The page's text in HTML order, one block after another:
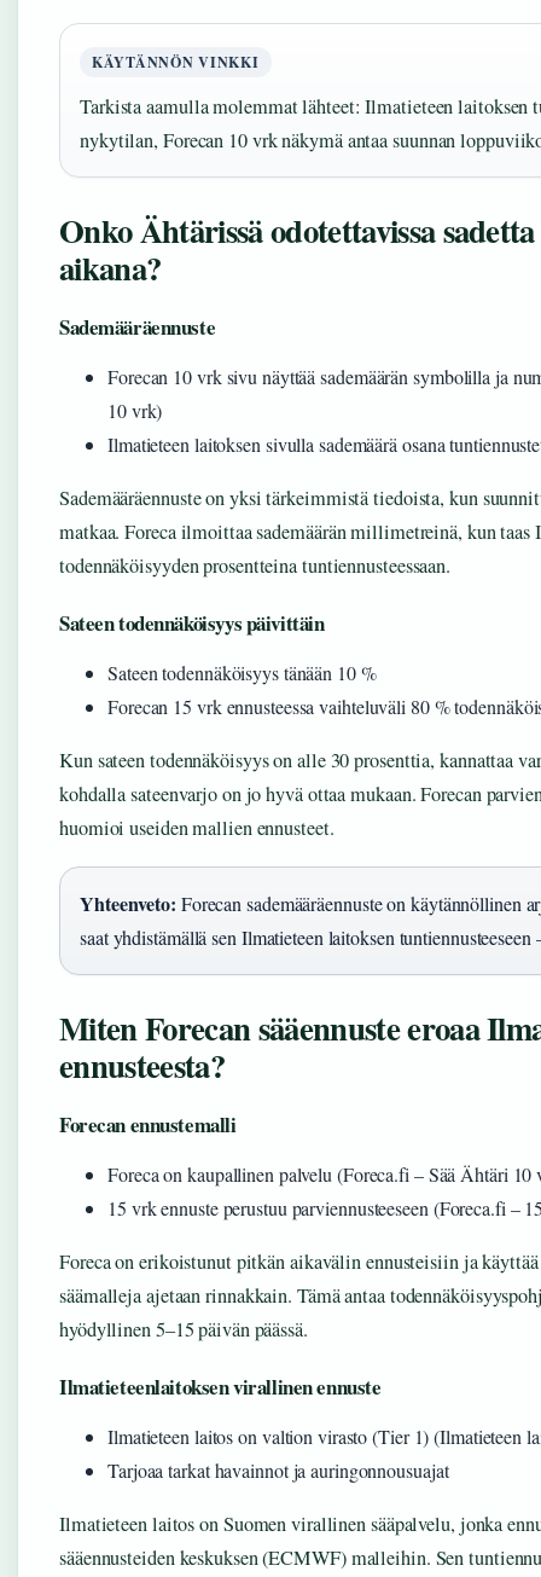
KÄYTÄNNÖN VINKKI
Tarkista aamulla molemmat lähteet: Ilmatieteen laitoksen
nykytilan, Forecan 10 vrk näkymä antaa suunnan
Onko Ähtärissä odotettavissa
aikana?
Sademääräennuste
Forecan 10 vrk sivu näyttää sademäärän symbolilla ja
10 vrk)
Ilmatieteen laitoksen sivulla sademäärä osana
Sademääräennuste on yksi tärkeimmistä tiedoista, kun
matkaa. Foreca ilmoittaa sademäärän millimetreinä, kun taas
todennäköisyyden prosentteina tuntiennusteessaan.
Sateen todennäköisyys päivittäin
Sateen todennäköisyys tänään 10 %
Forecan 15 vrk ennusteessa vaihteluväli 80 %
Kun sateen todennäköisyys on alle 30 prosenttia, kannattaa
kohdalla sateenvarjo on jo hyvä ottaa mukaan. Forecan
huomioi useiden mallien ennusteet.
Yhteenveto: Forecan sademääräennuste on käytännöllinen
saat yhdistämällä sen Ilmatieteen laitoksen
Miten Forecan sääennuste eroaa
ennusteesta?
Forecan ennustemalli
Foreca on kaupallinen palvelu (Foreca.fi – Sää Ähtäri 10
15 vrk ennuste perustuu parviennusteeseen (Foreca.fi –
Foreca on erikoistunut pitkän aikavälin ennusteisiin ja
säämalleja ajetaan rinnakkain. Tämä antaa
hyödyllinen 5–15 päivän päässä.
Ilmatieteenlaitoksen virallinen ennuste
Ilmatieteen laitos on valtion virasto (Tier 1) (Ilmatieteen
Tarjoaa tarkat havainnot ja auringonnousuajat
Ilmatieteen laitos on Suomen virallinen sääpalvelu, jonka
sääennusteiden keskuksen (ECMWF) malleihin. Sen